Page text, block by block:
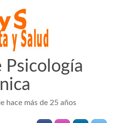
Psicología
hace más de 25 años